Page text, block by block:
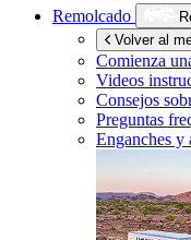
Remolcado
Volver al
Comienza
Videos
Consejos
Preguntas
Enganches y